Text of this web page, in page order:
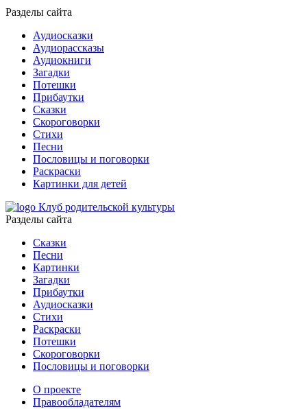
Разделы сайта
Аудиосказки
Аудиорассказы
Аудиокниги
Загадки
Потешки
Прибаутки
Сказки
Скороговорки
Стихи
Песни
Пословицы и поговорки
Раскраски
Картинки для детей
Клуб родительской культуры
Разделы сайта
Сказки
Песни
Картинки
Загадки
Прибаутки
Аудиосказки
Стихи
Раскраски
Потешки
Скороговорки
Пословицы и поговорки
О проекте
Правообладателям